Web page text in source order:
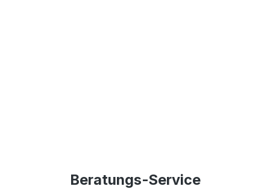
Beratungs-Service